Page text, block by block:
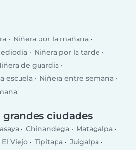
Niñera por la mañana
Niñera por la tarde
de guardia
escuela
Niñera entre semana
grandes ciudades
Chinandega
Matagalpa
El Viejo Tipitapa
Juigalpa